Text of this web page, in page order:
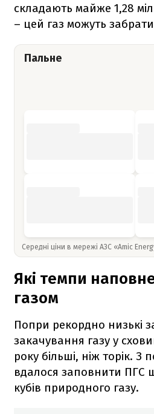
складають майже 1,28
– цей газ можуть
Пальне
Середні ціни в мережі АЗС «Amic
Які темпи
газом
Попри рекордно низькі
закачування газу у
року більші, ніж торік. З
вдалося заповнити ПГС
кубів природного газу.